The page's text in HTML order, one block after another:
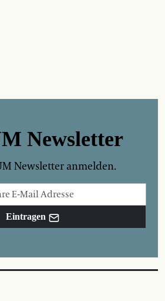
Newsletter
Newsletter anmelden.
Eintragen